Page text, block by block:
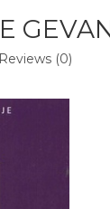
Reviews (0)